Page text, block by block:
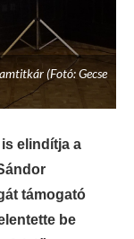
(Fotó: Gecse
elindítja a
támogató
be